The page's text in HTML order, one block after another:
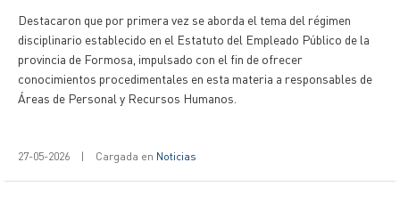
Destacaron que por primera vez se aborda el tema del régimen
disciplinario establecido en el Estatuto del Empleado Público de la
provincia de Formosa, impulsado con el fin de ofrecer
conocimientos procedimentales en esta materia a responsables de
Áreas de Personal y Recursos Humanos.
27-05-2026 | Cargada en Noticias